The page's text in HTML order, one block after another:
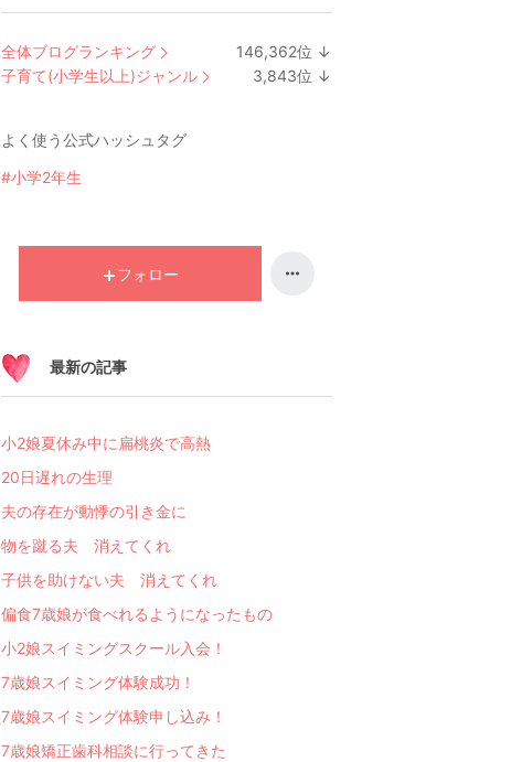
全体ブログランキング 146,362位 ↓
子育て(小学生以上)ジャンル 3,843位 ↓
よく使う公式ハッシュタグ
#小学2年生
フォロー
最新の記事
小2娘夏休み中に扁桃炎で高熱
20日遅れの生理
夫の存在が動悸の引き金に
物を蹴る夫 消えてくれ
子供を助けない夫 消えてくれ
偏食7歳娘が食べれるようになったもの
小2娘スイミングスクール入会！
7歳娘スイミング体験成功！
7歳娘スイミング体験申し込み！
7歳娘矯正歯科相談に行ってきた